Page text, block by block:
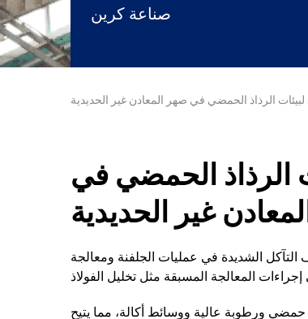
صناعة كرين
الرذاذ الحمضي في صهر المعادن غير الحديدية
الرذاذ الحمضي في
غير الحديدية
الشديدة في عمليات الجلفنة ومعالجة
حمضي ورطوبة عالية ووسائط أكالة، مما يتيح